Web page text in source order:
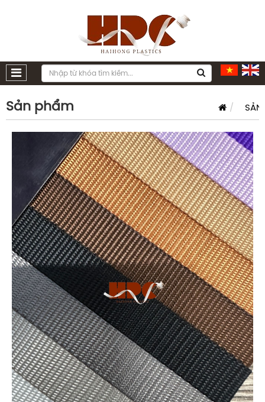
Sản phẩm SẢN